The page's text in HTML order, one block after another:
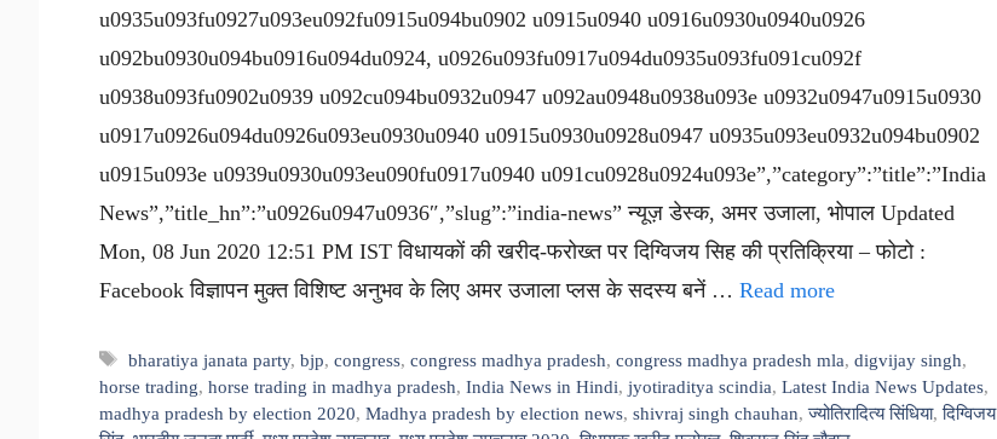
u0935u093fu0927u093eu092fu0915u094bu0902 u0915u0940 u0916u0930u0940u0926
u092bu0930u094bu0916u094du0924, u0926u093fu0917u094du0935u093fu091cu092f
u0938u093fu0902u0939 u092cu094bu0932u0947 u092au0948u0938u093e u0932u0947u0915u0930
u0917u0926u094du0926u093eu0930u0940 u0915u0930u0928u0947 u0935u093eu0932u094bu0902
u0915u093e u0939u0930u093eu090fu0917u0940 u091cu0928u0924u093e”,”category”:”title”:”India
News”,”title_hn”:”u0926u0947u0936″,”slug”:”india-news” न्यूज़ डेस्क, अमर उजाला, भोपाल Updated
Mon, 08 Jun 2020 12:51 PM IST विधायकों की खरीद-फरोख्त पर दिग्विजय सिह की प्रतिक्रिया – फोटो :
Facebook विज्ञापन मुक्त विशिष्ट अनुभव के लिए अमर उजाला प्लस के सदस्य बनें … Read more
Tags
bharatiya janata party,bjp,congress,congress madhya pradesh,congress madhya pradesh mla,digvijay singh,
horse trading, horse trading in madhya pradesh, India News in Hindi, jyotiraditya scindia, Latest India News Updates,
madhya pradesh by election 2020, Madhya pradesh by election news, shivraj singh chauhan,ज्योतिरादित्य सिंधिया,दिग्विजय